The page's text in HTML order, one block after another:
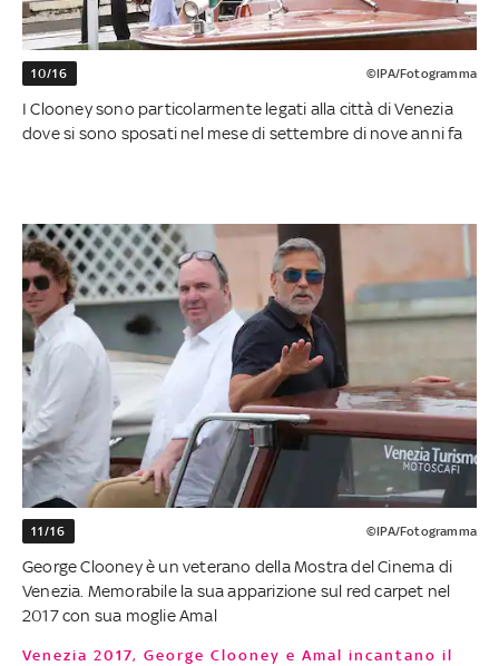
10/16 ©IPA/Fotogramma
I Clooney sono particolarmente legati alla città di Venezia
dove si sono sposati nel mese di settembre di nove anni fa
11/16 ©IPA/Fotogramma
George Clooney è un veterano della Mostra del Cinema di
Venezia. Memorabile la sua apparizione sul red carpet nel
2017 con sua moglie Amal
Venezia 2017, George Clooney e Amal incantano il